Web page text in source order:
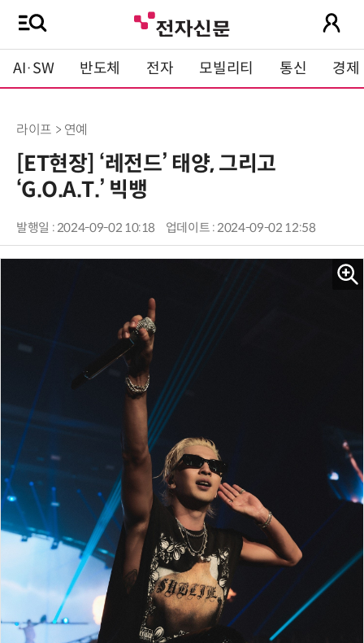
AI·SW 반도체 전자 모빌리티 통신 경제
라이프 > 연예
[ET현장] ‘레전드’ 태양, 그리고
‘G.O.A.T.’ 빅뱅
발행일 : 2024-09-02 10:18 업데이트 : 2024-09-02 12:58